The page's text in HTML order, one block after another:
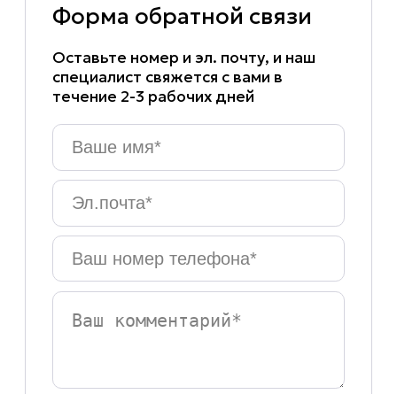
Форма обратной связи
Оставьте номер и эл. почту, и наш
специалист свяжется с вами в
течение 2-3 рабочих дней
Ваше
имя*
Эл.почта
Ваш
номер
телефона*
Ваш
комментарий